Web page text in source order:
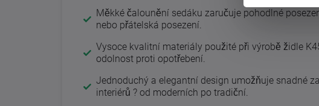
Měkké čalounění sedáku zaručuje pohodlné
nebo přátelská posezení.
Vysoce kvalitní materiály použité při výrobě židle
odolnost proti opotřebení.
Jednoduchý a elegantní design umožňuje snadné
interiérů ? od moderních po tradiční.